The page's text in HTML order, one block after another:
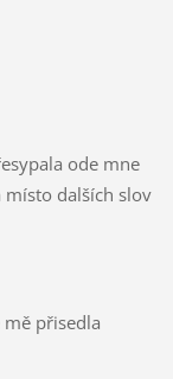
ode mne
místo dalších slov
přisedla